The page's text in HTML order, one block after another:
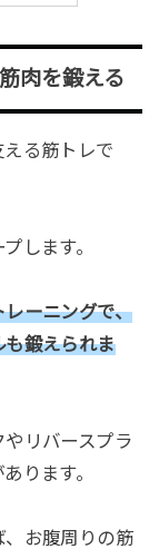
肉を鍛える
る筋トレで
します。
ーニングで、
も鍛えられま
リバースプラ
ります。
お腹周りの筋